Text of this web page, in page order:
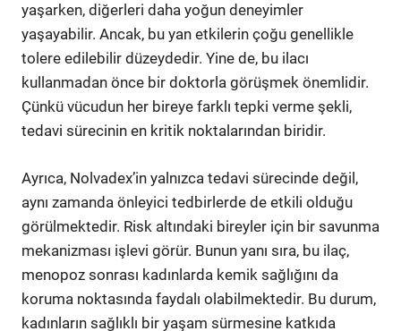
yaşarken, diğerleri daha yoğun deneyimler
yaşayabilir. Ancak, bu yan etkilerin çoğu genellikle
tolere edilebilir düzeydedir. Yine de, bu ilacı
kullanmadan önce bir doktorla görüşmek önemlidir.
Çünkü vücudun her bireye farklı tepki verme şekli,
tedavi sürecinin en kritik noktalarından biridir.
Ayrıca, Nolvadex’in yalnızca tedavi sürecinde değil,
aynı zamanda önleyici tedbirlerde de etkili olduğu
görülmektedir. Risk altındaki bireyler için bir savunma
mekanizması işlevi görür. Bunun yanı sıra, bu ilaç,
menopoz sonrası kadınlarda kemik sağlığını da
koruma noktasında faydalı olabilmektedir. Bu durum,
kadınların sağlıklı bir yaşam sürmesine katkıda